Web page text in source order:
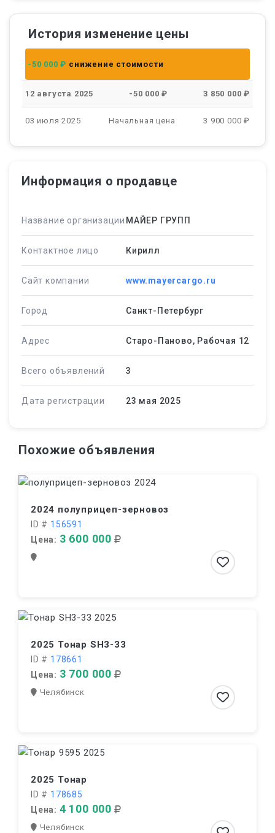
История изменение цены
-50 000 ₽ снижение стоимости
12 августа 2025 -50 000 ₽ 3 850 000 ₽
03 июля 2025 Начальная цена 3 900 000 ₽
Информация о продавце
Название организации МАЙЕР ГРУПП
Контактное лицо Кирилл
Сайт компании www.mayercargo.ru
Город Санкт-Петербург
Адрес Старо-Паново, Рабочая 12
Всего объявлений 3
Дата регистрации 23 мая 2025
Похожие объявления
2024 полуприцеп-зерновоз
ID # 156591
Цена: 3 600 000
2025 Тонар SH3-33
ID # 178661
Цена: 3 700 000
Челябинск
2025 Тонар
ID # 178685
Цена: 4 100 000
Челябинск